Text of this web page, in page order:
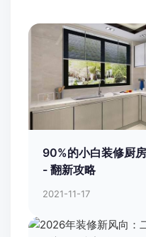
90%的小白装修厨
- 翻新攻略
2021-11-17